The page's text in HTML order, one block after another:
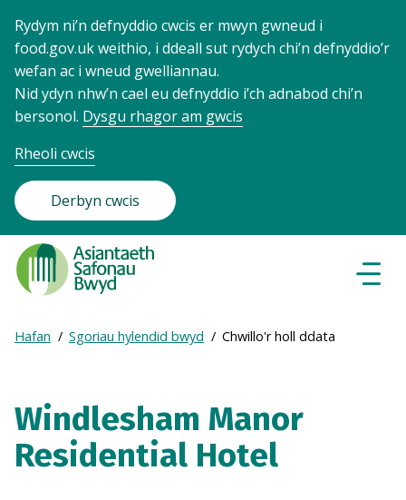
Rydym ni’n defnyddio cwcis er mwyn gwneud i
food.gov.uk weithio, i ddeall sut rydych chi’n defnyddio’r
wefan ac i wneud gwelliannau.
Nid ydyn nhw’n cael eu defnyddio i’ch adnabod chi’n
bersonol. Dysgu rhagor am gwcis
Rheoli cwcis
Derbyn cwcis
Food
Standards
Agency
Frontpage
Breadcrumb
Expand
breadcrumb
Hafan Sgoriau hylendid bwyd Chwillo'r holl ddata
Windlesham Manor
Residential Hotel